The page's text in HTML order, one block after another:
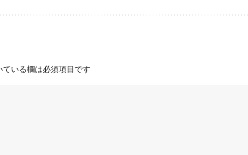
ている欄は必須項目です